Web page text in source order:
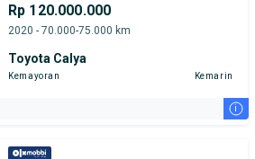
Rp 120.000.000
2020 - 70.000-75.000 km
Toyota Calya
Kemayoran Kemarin
i